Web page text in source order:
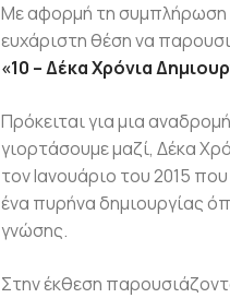
Με αφορμή τη συμπλήρωση
ευχάριστη θέση να
«10 – Δέκα Χρόνια
Πρόκειται για μια
γιορτάσουμε μαζί, Δέκα
τον Ιανουάριο του 2015
ένα πυρήνα δημιουργίας
γνώσης.
Στην έκθεση